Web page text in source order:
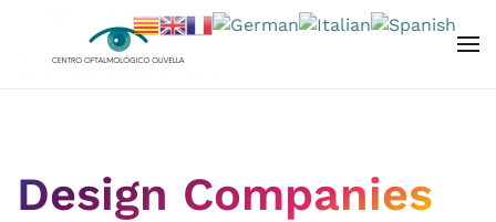
Skip to main content
Design Companies